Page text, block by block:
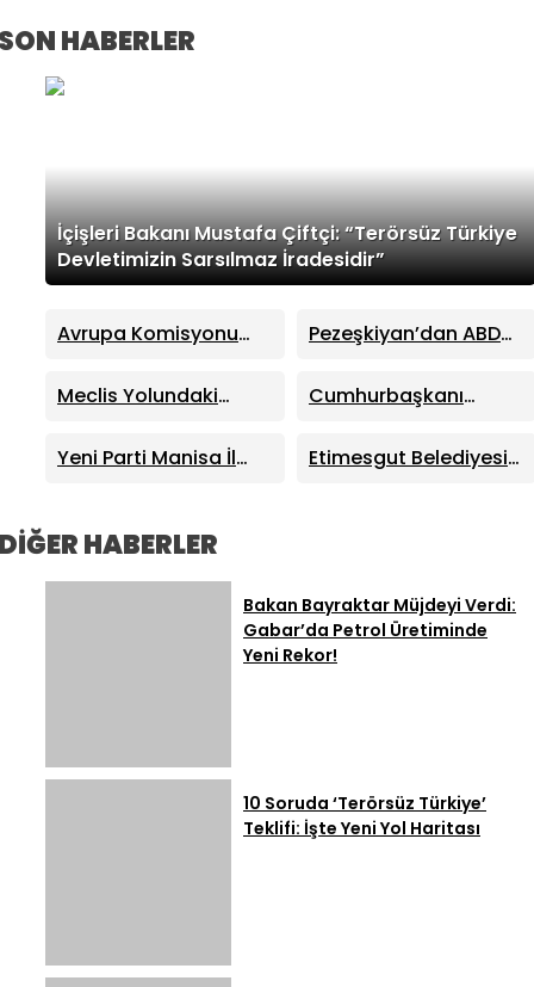
HABERLER
İçişleri Bakanı Mustafa Çiftçi: “Terörsüz Türkiye
Devletimizin Sarsılmaz İradesidir”
Avrupa Komisyonu
Varlıklarından Elde
Edilen Geliri
Pezeşkiyan’dan ABD
“Bizi En Zor Şartlarda
Devirmek İstediler”
Meclis Yolundaki
MHP Lideri Devlet
Bahçeli’den Tarihi
Cumhurbaşkanı
Dayanışma ve
Toplumsal
Yeni Parti Manisa İl
Rüşvet ve Suç Örgütü
Soruşturması
Etimesgut Belediyesi
HABERLER
Bakan Bayraktar Müjdeyi Verdi:
Gabar’da Petrol Üretiminde
Yeni Rekor!
10 Soruda ‘Terörsüz Türkiye’
Teklifi: İşte Yeni Yol Haritası